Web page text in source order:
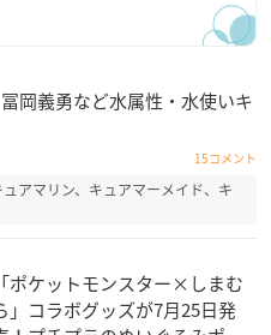
岡義勇など水属性・水使いキ
15コメント
アマリン、キュアマーメイド、キ
「ポケットモンスター×しまむ
」コラボグッズが7月25日発